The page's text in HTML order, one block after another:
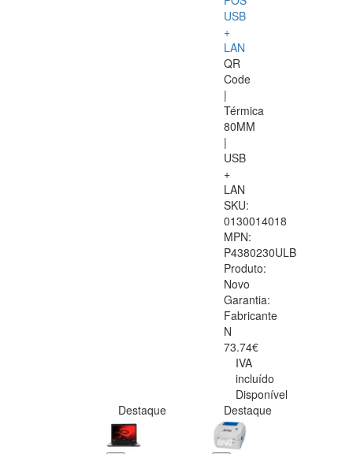
USB
+
LAN
QR
Code
|
Térmica
80MM
|
USB
+
LAN
SKU:
0130014018
MPN:
P4380230ULB
Produto:
Novo
Garantia:
Fabricante
N
73.74€
IVA
incluído
Disponível
Destaque
Destaque